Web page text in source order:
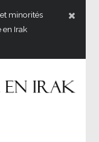
minorités
en Irak